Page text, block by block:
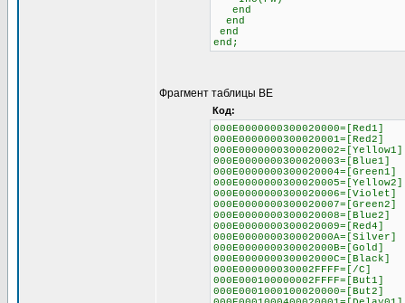
end
end
end
end;
Фрагмент таблицы BE
Код:
000E0000000300020000=[Red1]
000E0000000300020001=[Red2]
000E0000000300020002=[Yellow1]
000E0000000300020003=[Blue1]
000E0000000300020004=[Green1]
000E0000000300020005=[Yellow2]
000E0000000300020006=[Violet]
000E0000000300020007=[Green2]
000E0000000300020008=[Blue2]
000E0000000300020009=[Red4]
000E000000030002000A=[Silver]
000E000000030002000B=[Gold]
000E000000030002000C=[Black]
000E000000030002FFFF=[/C]
000E000100000002FFFF=[But1]
000E0001000100020000=[But2]